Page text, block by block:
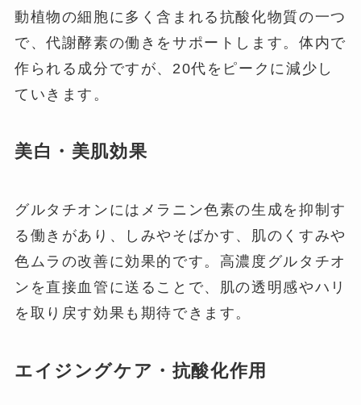
動植物の細胞に多く含まれる抗酸化物質の一つ
で、代謝酵素の働きをサポートします。体内で
作られる成分ですが、20代をピークに減少し
ていきます。
美白・美肌効果
グルタチオンにはメラニン色素の生成を抑制す
る働きがあり、しみやそばかす、肌のくすみや
色ムラの改善に効果的です。高濃度グルタチオ
ンを直接血管に送ることで、肌の透明感やハリ
を取り戻す効果も期待できます。
エイジングケア・抗酸化作用